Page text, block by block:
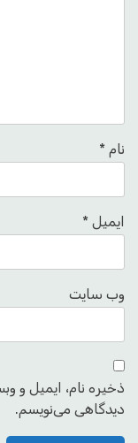
نام *
ایمیل *
وب‌ سایت
ذخیره نام، ایمیل و
دیدگاهی می‌نویسم.